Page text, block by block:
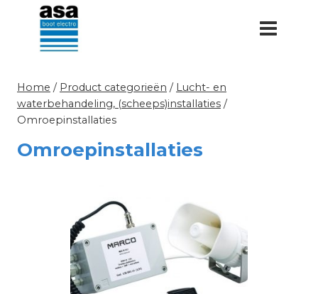
Doorgaan
inhoud
Home / Product categorieën / Lucht- en
waterbehandeling, (scheeps)installaties /
Omroepinstallaties
Omroepinstallaties